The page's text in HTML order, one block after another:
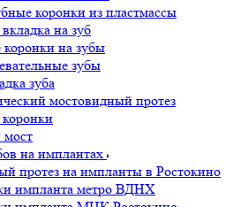
коронки из пластмассы
на зуб
коронки на зубы
зубы
зуба
мостовидный протез
на имплантах
протез на импланты в Ростокино
импланта метро ВДНХ